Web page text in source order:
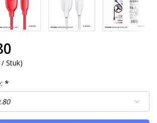
/ Stuk)
*